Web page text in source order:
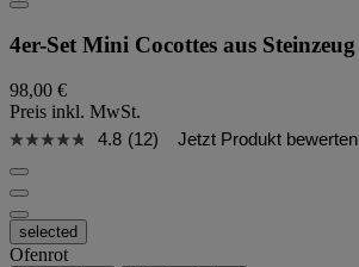
4er-Set Mini Cocottes aus Steinzeug
98,00 €
Preis inkl. MwSt.
4.8 (12) Jetzt Produkt bewerten
selected
Ofenrot